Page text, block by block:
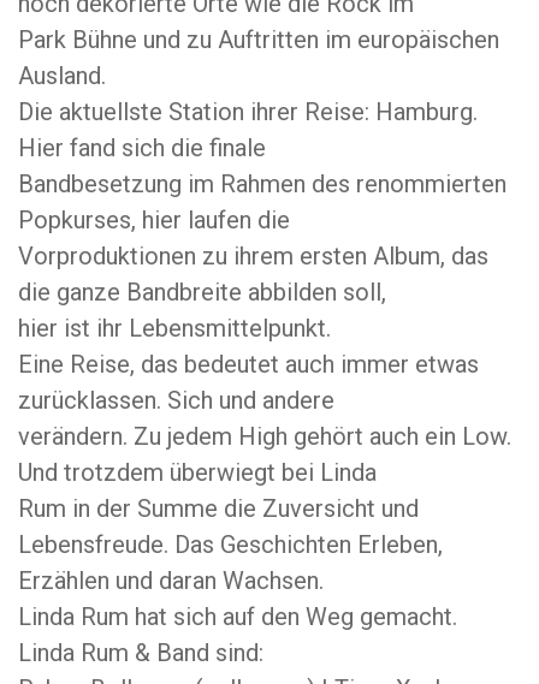
Park Bühne und zu Auftritten im europäischen
Ausland.
Die aktuellste Station ihrer Reise: Hamburg.
Hier fand sich die finale
Bandbesetzung im Rahmen des renommierten
Popkurses, hier laufen die
Vorproduktionen zu ihrem ersten Album, das
die ganze Bandbreite abbilden soll,
hier ist ihr Lebensmittelpunkt.
Eine Reise, das bedeutet auch immer etwas
zurücklassen. Sich und andere
verändern. Zu jedem High gehört auch ein Low.
Und trotzdem überwiegt bei Linda
Rum in der Summe die Zuversicht und
Lebensfreude. Das Geschichten Erleben,
Erzählen und daran Wachsen.
Linda Rum hat sich auf den Weg gemacht.
Linda Rum & Band sind: